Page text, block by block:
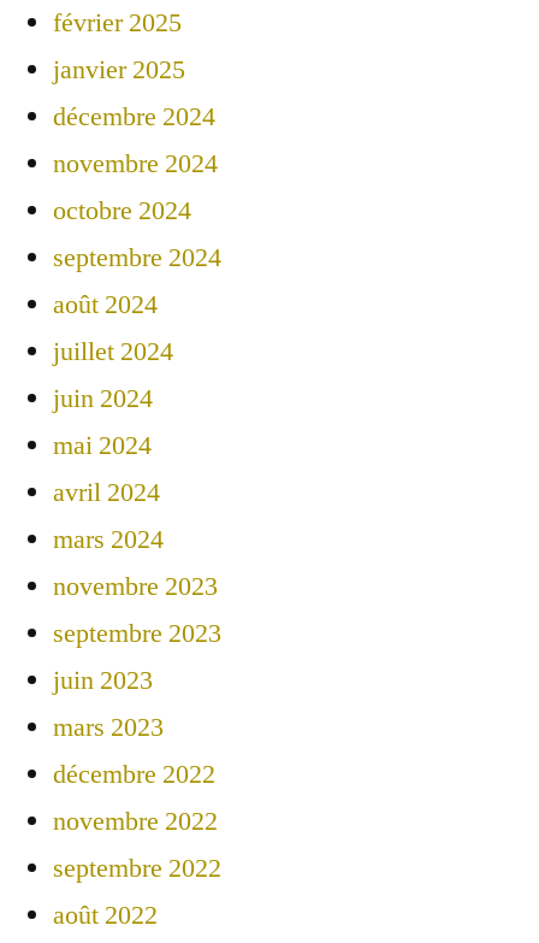
février 2025
janvier 2025
décembre 2024
novembre 2024
octobre 2024
septembre 2024
août 2024
juillet 2024
juin 2024
mai 2024
avril 2024
mars 2024
novembre 2023
septembre 2023
juin 2023
mars 2023
décembre 2022
novembre 2022
septembre 2022
août 2022